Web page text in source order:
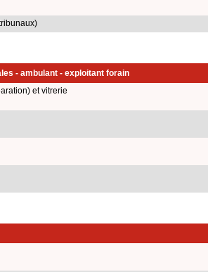
- ambulant - exploitant forain
et vitrerie